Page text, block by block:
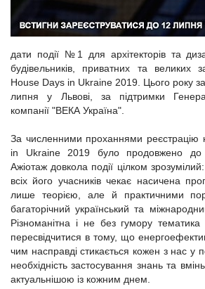
дати події №1 для архітекторів та
будівельників, приватних та великих
House Days in Ukraine 2019. Цього року
липня у Львові, за підтримки
компанії "ВЕКА Україна".
За численними проханнями реєстрацію
in Ukraine 2019 було продовжено до
Ажіотаж довкола події цілком
всіх його учасників чекає насичена
лише теорією, але й практичними
багаторічний український та
Різноманітна і не без гумору тематика
пересвідчитися в тому, що
чим насправді стикається кожен з нас у
необхідність застосування знань та
актуальнішою із кожним днем.